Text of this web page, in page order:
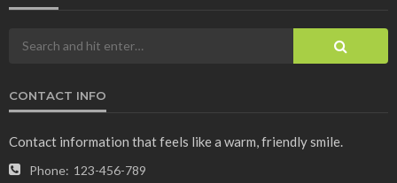
CONTACT INFO
Contact information that feels like a warm, friendly smile.
Phone: 123-456-789